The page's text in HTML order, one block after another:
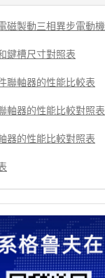
磁製動三相異步電動機
鍵槽尺寸對照表
聯軸器的性能比較表
軸器的性能比較對照表
器的性能比較對照表